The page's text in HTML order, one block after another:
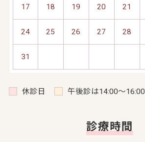
17 18 19 20 21
24 25 26 27 28
31
休診日 午後診は14:00～16:00
診療時間